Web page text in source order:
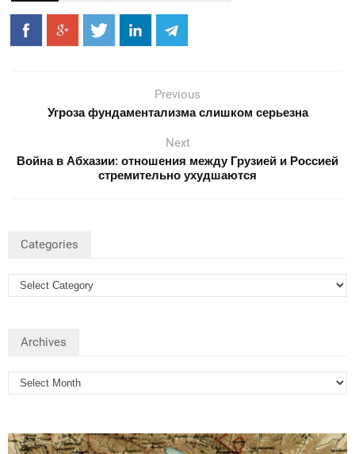
Previous
Угроза фундаментализма слишком серьезна
Next
Война в Абхазии: отношения между Грузией и Россией
стремительно ухудшаются
Categories
Archives